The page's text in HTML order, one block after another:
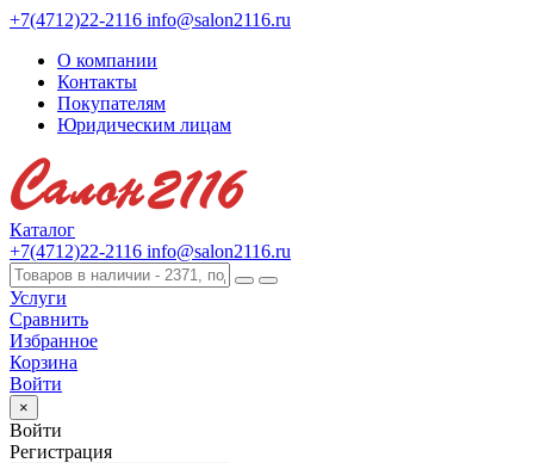
+7(4712)22-2116 info@salon2116.ru
О компании
Контакты
Покупателям
Юридическим лицам
Каталог
+7(4712)22-2116 info@salon2116.ru
Услуги
Сравнить
Избранное
Корзина
Войти
×
Войти
Регистрация